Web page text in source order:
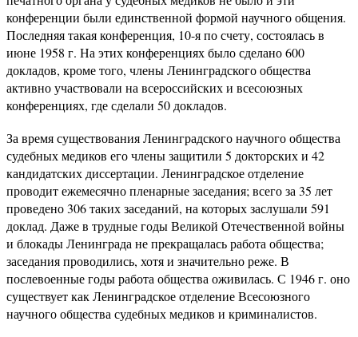
конференции были единственной формой научного общения.
Последняя такая конференция, 10-я по счету, состоялась в
июне 1958 г. На этих конференциях было сделано 600
докладов, кроме того, члены Ленинградского общества
активно участвовали на всероссийских и всесоюзных
конференциях, где сделали 50 докладов.
За время существования Ленинградского научного общества
судебных медиков его члены защитили 5 докторских и 42
кандидатских диссертации. Ленинградское отделение
проводит ежемесячно пленарные заседания; всего за 35 лет
проведено 306 таких заседаний, на которых заслушали 591
доклад. Даже в трудные годы Великой Отечественной войны
и блокады Ленинграда не прекращалась работа общества;
заседания проводились, хотя и значительно реже. В
послевоенные годы работа общества оживилась. С 1946 г. оно
существует как Ленинградское отделение Всесоюзного
научного общества судебных медиков и криминалистов.